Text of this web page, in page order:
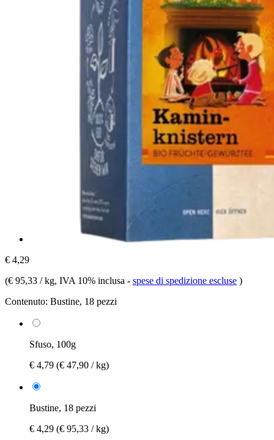
€ 4,29
(€ 95,33 / kg, IVA 10% inclusa - spese di spedizione escluse )
Contenuto: Bustine, 18 pezzi
Sfuso, 100g
€ 4,79 (€ 47,90 / kg)
Bustine, 18 pezzi
€ 4,29 (€ 95,33 / kg)